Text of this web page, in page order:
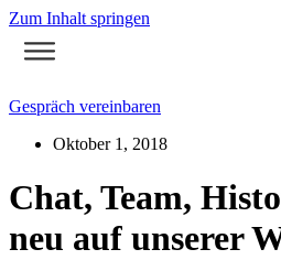
Zum Inhalt springen
Gespräch vereinbaren
Oktober 1, 2018
Chat, Team,
neu auf unserer